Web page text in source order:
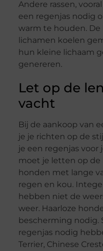
Andere rassen,
een regenjas nodig
warm te houden.
lichamen koelen
hun kleine lichaam
genereren.
Let op de
vacht
Bij de aankoop van
je je richten op de
je een regenjas
moet je letten op de
honden met lange
regen en kou.
hebben niet de
weer. Haarloze
bescherming nodig.
regenjas nodig
Terrier, Chinese